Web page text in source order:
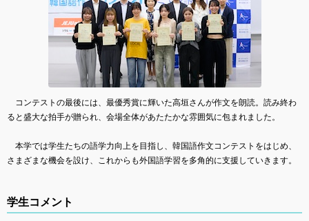
コンテストの最後には、最優秀賞に輝いた高垣さんが作文を朗読。読み終わ
ると盛大な拍手が贈られ、会場全体があたたかな雰囲気に包まれました。
本学では学生たちの語学力向上を目指し、韓国語作文コンテストをはじめ、
さまざまな機会を設け、これからも外国語学習を多角的に支援していきます。
学生コメント